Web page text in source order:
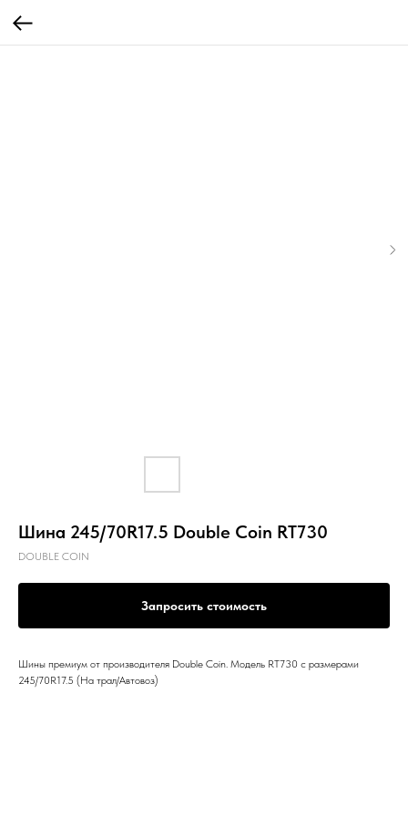
Шина 245/70R17.5 Double Coin RT730
DOUBLE COIN
Запросить стоимость
Шины премиум от производителя Double Coin. Модель RT730 с размерами
245/70R17.5 (На трал/Автовоз)